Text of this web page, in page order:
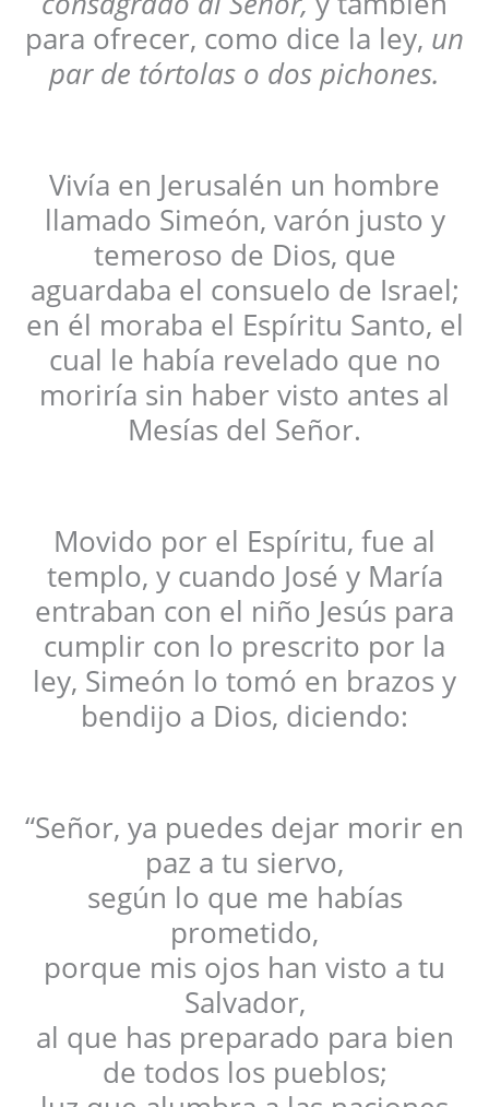
para ofrecer, como dice la ley, un
par de tórtolas o dos pichones.
Vivía en Jerusalén un hombre
llamado Simeón, varón justo y
temeroso de Dios, que
aguardaba el consuelo de Israel;
en él moraba el Espíritu Santo, el
cual le había revelado que no
moriría sin haber visto antes al
Mesías del Señor.
Movido por el Espíritu, fue al
templo, y cuando José y María
entraban con el niño Jesús para
cumplir con lo prescrito por la
ley, Simeón lo tomó en brazos y
bendijo a Dios, diciendo:
“Señor, ya puedes dejar morir en
paz a tu siervo,
según lo que me habías
prometido,
porque mis ojos han visto a tu
Salvador,
al que has preparado para bien
de todos los pueblos;